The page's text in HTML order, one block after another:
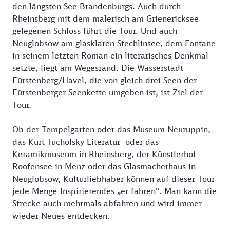
den längsten See Brandenburgs. Auch durch
Rheinsberg mit dem malerisch am Grienericksee
gelegenen Schloss führt die Tour. Und auch
Neuglobsow am glasklaren Stechlinsee, dem Fontane
in seinem letzten Roman ein literarisches Denkmal
setzte, liegt am Wegesrand. Die Wasserstadt
Fürstenberg/Havel, die von gleich drei Seen der
Fürstenberger Seenkette umgeben ist, ist Ziel der
Tour.
Ob der Tempelgarten oder das Museum Neuruppin,
das Kurt-Tucholsky-Literatur- oder das
Keramikmuseum in Rheinsberg, der Künstlerhof
Roofensee in Menz oder das Glasmacherhaus in
Neuglobsow, Kulturliebhaber können auf dieser Tour
jede Menge Inspirierendes „er-fahren“. Man kann die
Strecke auch mehrmals abfahren und wird immer
wieder Neues entdecken.